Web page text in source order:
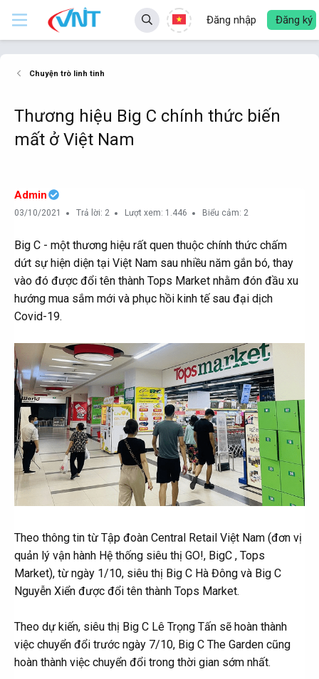
Đăng nhập Đăng ký
Chuyện trò linh tinh
Thương hiệu Big C chính thức biến
mất ở Việt Nam
Admin
03/10/2021 Trả lời: 2 Lượt xem: 1.446 Biểu cảm: 2
Big C - một thương hiệu rất quen thuộc chính thức chấm
dứt sự hiện diện tại Việt Nam sau nhiều năm gắn bó, thay
vào đó được đổi tên thành Tops Market nhằm đón đầu xu
hướng mua sắm mới và phục hồi kinh tế sau đại dịch
Covid-19.
Theo thông tin từ Tập đoàn Central Retail Việt Nam (đơn vị
quản lý vận hành Hệ thống siêu thị GO!, BigC , Tops
Market), từ ngày 1/10, siêu thị Big C Hà Đông và Big C
Nguyễn Xiển được đổi tên thành Tops Market.
Theo dự kiến, siêu thị Big C Lê Trọng Tấn sẽ hoàn thành
việc chuyển đổi trước ngày 7/10, Big C The Garden cũng
hoàn thành việc chuyển đổi trong thời gian sớm nhất.